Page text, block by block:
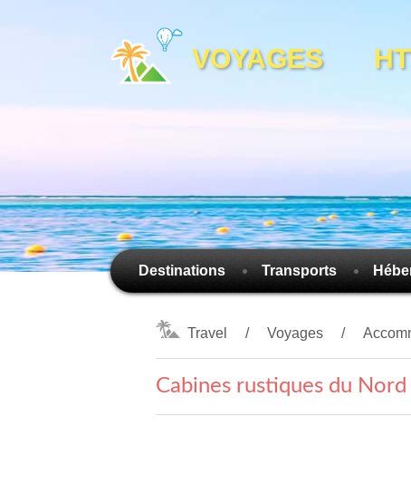
VOYAGES
Destinations Transports
Travel Voyages
Cabines rustiques du